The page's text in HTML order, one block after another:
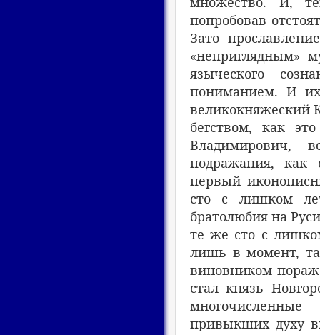
попробовав
Зато
«неприглядным»
языческого
пониманием. И
великокняжеский
бегством, как
Владимирович,
подражания, как
первый
сто с лишком
братолюбия на
те же сто с
лишь в момент,
виновником
стал князь
привыкших духу